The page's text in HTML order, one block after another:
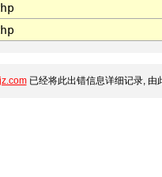
已经将此出错信息详细记录, 由